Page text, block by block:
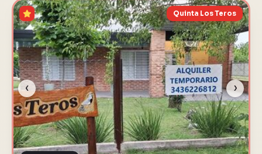
‹ ›
Quinta Los Teros